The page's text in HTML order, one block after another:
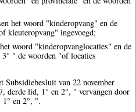
het woord "kinderopvang" en de
kleuteropvang" ingevoegd;
woord "kinderopvanglocaties" en de
" de woorden "of locaties
Subsidiebesluit van 22 november
derde lid, 1° en 2°, " vervangen door
en 2°, ".